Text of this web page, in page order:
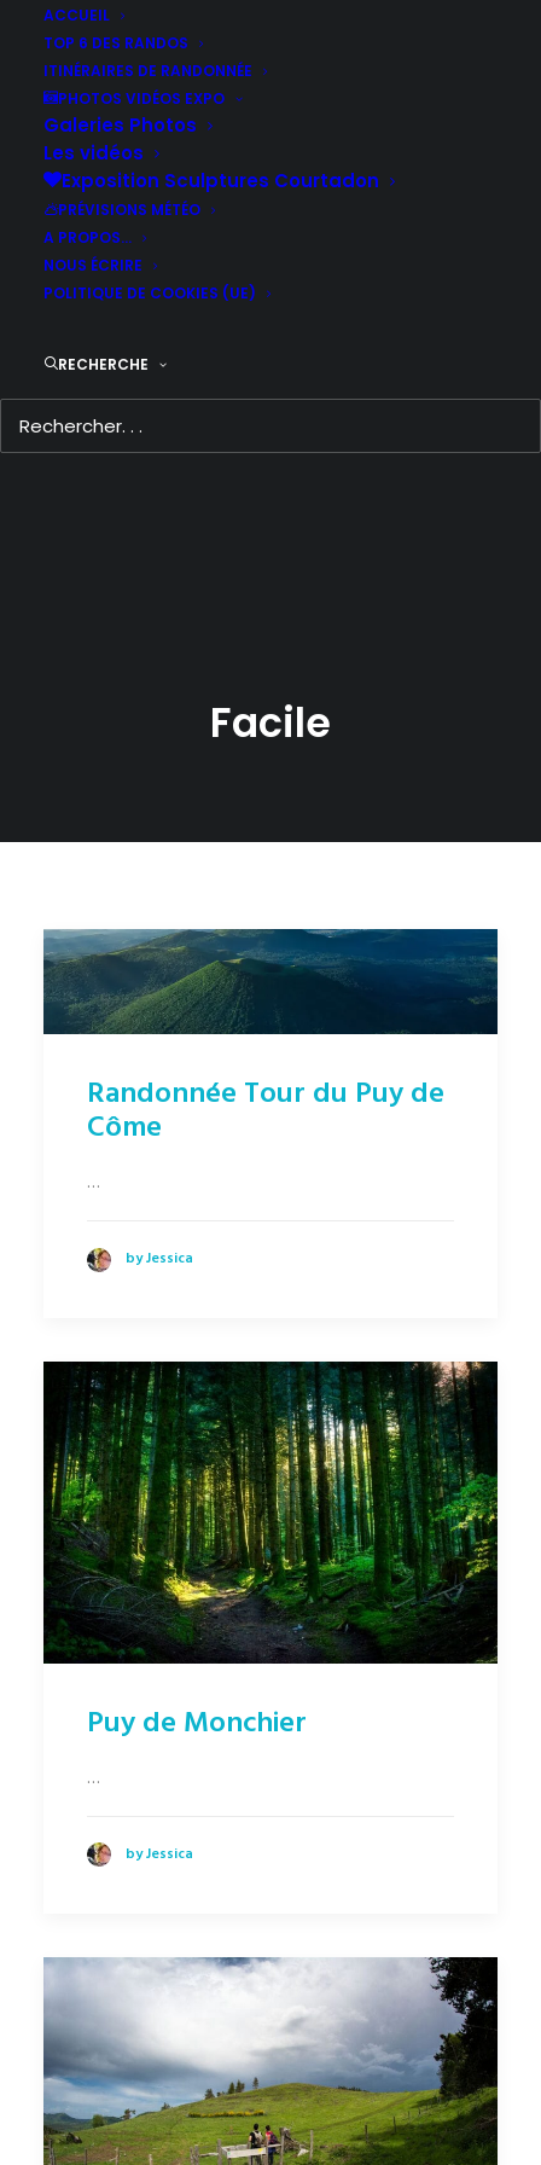
ACCUEIL
TOP 6 DES RANDOS
ITINÉRAIRES DE RANDONNÉE
PHOTOS VIDÉOS EXPO
Galeries Photos
Les vidéos
Exposition Sculptures Courtadon
PRÉVISIONS MÉTÉO
A PROPOS…
NOUS ÉCRIRE
POLITIQUE DE COOKIES (UE)
RECHERCHE
Facile
Randonnée Tour du Puy de
Côme
…
by Jessica
Puy de Monchier
…
by Jessica